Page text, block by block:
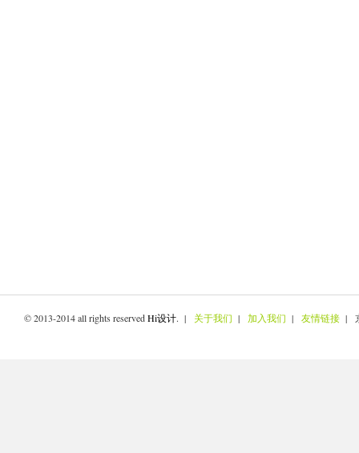
© 2013-2014 all rights reservedHi设计. | 关于我们 | 加入我们 | 友情链接 |